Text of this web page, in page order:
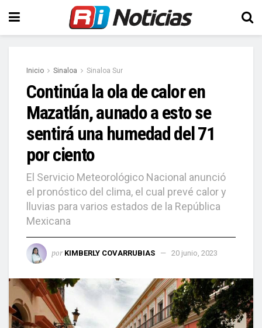
Inicio Sinaloa Sinaloa Sur
Continúa la ola de calor en
Mazatlán, aunado a esto se
sentirá una humedad del 71
por ciento
El Servicio Meteorológico Nacional anunció
el pronóstico del clima, el cual prevé calor y
lluvias para varios estados de la República
Mexicana
por KIMBERLY COVARRUBIAS 20 junio, 2023